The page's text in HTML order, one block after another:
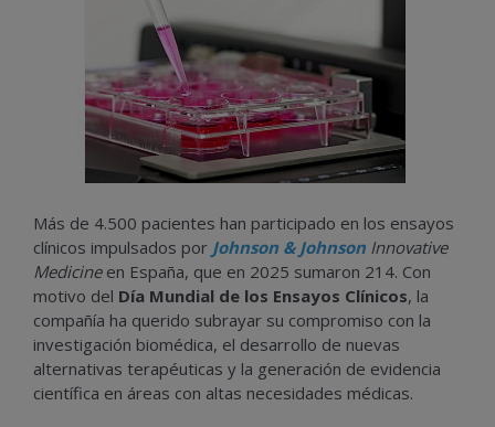
Más de 4.500 pacientes han participado en los ensayos
clínicos impulsados por Johnson & Johnson Innovative
Medicineen España, que en 2025 sumaron 214. Con
motivo del Día Mundial de los Ensayos Clínicos, la
compañía ha querido subrayar su compromiso con la
investigación biomédica, el desarrollo de nuevas
alternativas terapéuticas y la generación de evidencia
científica en áreas con altas necesidades médicas.